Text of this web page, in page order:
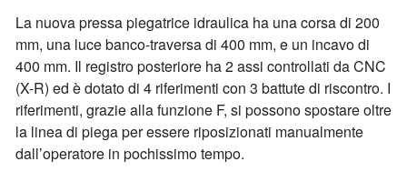
La nuova pressa piegatrice idraulica ha una corsa di 200
mm, una luce banco-traversa di 400 mm, e un incavo di
400 mm. Il registro posteriore ha 2 assi controllati da CNC
(X-R) ed è dotato di 4 riferimenti con 3 battute di riscontro. I
riferimenti, grazie alla funzione F, si possono spostare oltre
la linea di piega per essere riposizionati manualmente
dall’operatore in pochissimo tempo.